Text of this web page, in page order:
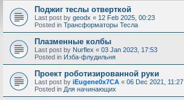
Поджиг теслы отверткой
Last post by geodx « 12 Feb 2025, 00:23
Posted in Трансформаторы Тесла
Плазменные колбы
Last post by Nurflex « 03 Jan 2023, 17:53
Posted in Изба-флудильня
Проект роботизированной руки
Last post by iEugene0x7CA « 06 Dec 2021, 11:27
Posted in Для начинающих